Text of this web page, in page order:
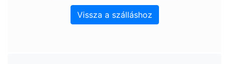
Vissza a szálláshoz